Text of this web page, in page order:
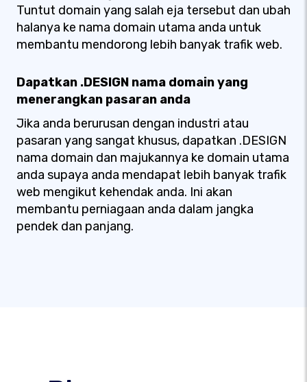
Tuntut domain yang salah eja tersebut dan ubah
halanya ke nama domain utama anda untuk
membantu mendorong lebih banyak trafik web.
Dapatkan .DESIGN nama domain yang
menerangkan pasaran anda
Jika anda berurusan dengan industri atau
pasaran yang sangat khusus, dapatkan .DESIGN
nama domain dan majukannya ke domain utama
anda supaya anda mendapat lebih banyak trafik
web mengikut kehendak anda. Ini akan
membantu perniagaan anda dalam jangka
pendek dan panjang.